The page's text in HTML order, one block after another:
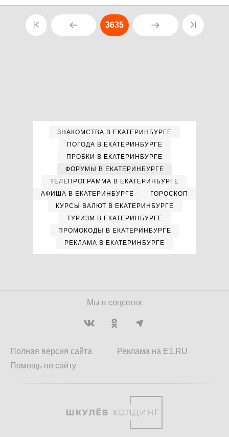
3635
ЗНАКОМСТВА В ЕКАТЕРИНБУРГЕ
ПОГОДА В ЕКАТЕРИНБУРГЕ
ПРОБКИ В ЕКАТЕРИНБУРГЕ
ФОРУМЫ В ЕКАТЕРИНБУРГЕ
ТЕЛЕПРОГРАММА В ЕКАТЕРИНБУРГЕ
АФИША В ЕКАТЕРИНБУРГЕ
ГОРОСКОП
КУРСЫ ВАЛЮТ В ЕКАТЕРИНБУРГЕ
ТУРИЗМ В ЕКАТЕРИНБУРГЕ
ПРОМОКОДЫ В ЕКАТЕРИНБУРГЕ
РЕКЛАМА В ЕКАТЕРИНБУРГЕ
Мы в соцсетях
Полная версия сайта
Помощь по сайту
Реклама на E1.RU